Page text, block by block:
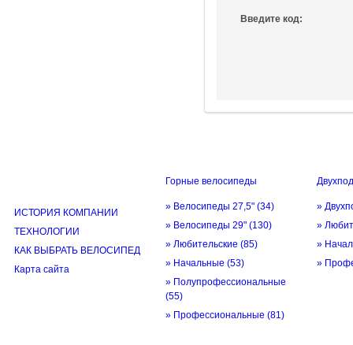
Введите код:
ИСТОРИЯ КОМПАНИИ
ТЕХНОЛОГИИ
КАК ВЫБРАТЬ ВЕЛОСИПЕД
Карта сайта
Горные велосипеды
» Велосипеды 27,5" (34)
» Велосипеды 29" (130)
» Любительские (85)
» Начальные (53)
» Полупрофессиональные
(55)
» Профессиональные (81)
»
»
»
»